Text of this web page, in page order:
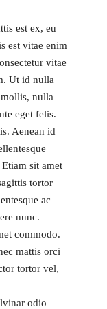
est ex, eu
est vitae enim
vitae
Ut id nulla
nulla
eget felis.
Aenean id
sit amet
tortor
ac
nunc.
commodo.
mattis orci
tortor vel,
odio